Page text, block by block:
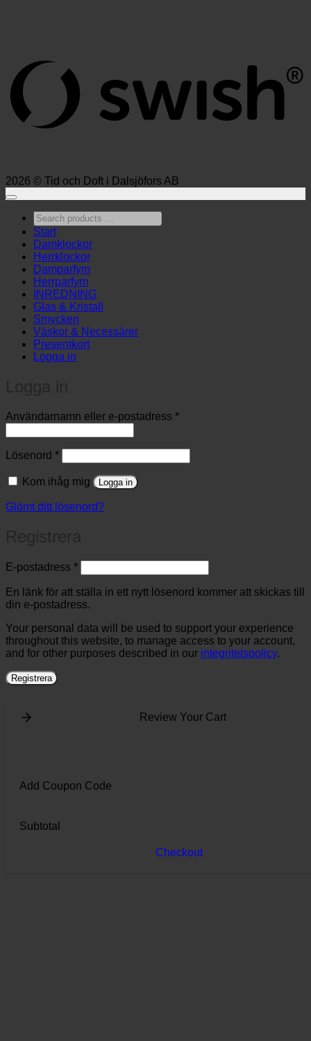
2026 © Tid och Doft i Dalsjöfors AB
Search
products
…
Start
Damklockor
Herrklockor
Damparfym
Herrparfym
INREDNING
Glas & Kristall
Smycken
Väskor & Necessärer
Presentkort
Logga in
Användarnamn eller e-postadress *Obligatoriskt
Lösenord *Obligatoriskt
Kom ihåg mig Logga in
Glömt ditt lösenord?
E-postadress *Obligatoriskt
En länk för att ställa in ett nytt lösenord kommer att skickas till
din e-postadress.
Your personal data will be used to support your experience
throughout this website, to manage access to your account,
and for other purposes described in our integritetspolicy.
Registrera
Review Your Cart
Add Coupon Code
Subtotal
Checkout